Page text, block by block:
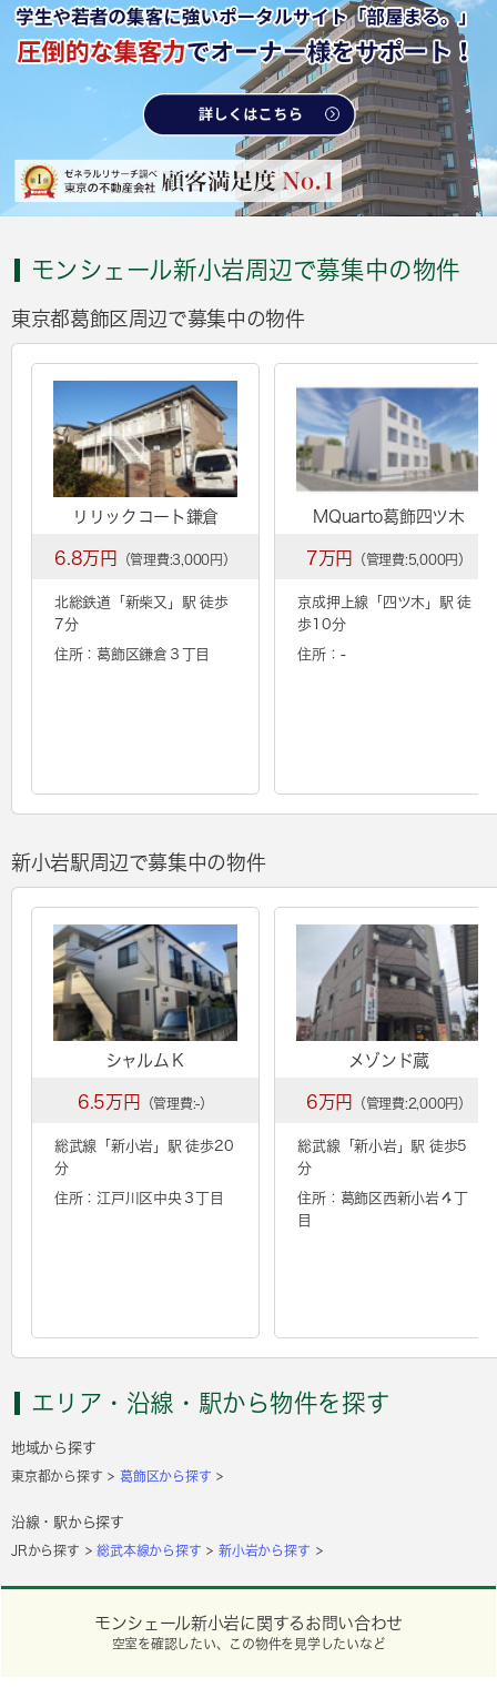
モンシェール新小岩周辺で募集中の物件
東京都葛飾区周辺で募集中の物件
リリックコート鎌倉
6.8万円 （管理費:3,000円）
北総鉄道「 新柴又 」駅 徒歩
7分
住所：葛飾区鎌倉３丁目
MQuarto葛飾四ツ木
7万円 （管理費:5,000円）
京成押上線「 四ツ木 」駅 徒
歩10分
住所：-
新小岩駅周辺で募集中の物件
シャルムＫ
6.5万円 （管理費:-）
総武線「 新小岩 」駅 徒歩20
分
住所：江戸川区中央３丁目
メゾンド蔵
6万円 （管理費:2,000円）
総武線「新小岩」駅 徒歩5
分
住所：葛飾区西新小岩４丁
目
エリア・沿線・駅から物件を探す
地域から探す
東京都から探す 葛飾区から探す
沿線・駅から探す
JRから探す 総武本線から探す 新小岩から探す
モンシェール新小岩に関するお問い合わせ
空室を確認したい、この物件を見学したいなど